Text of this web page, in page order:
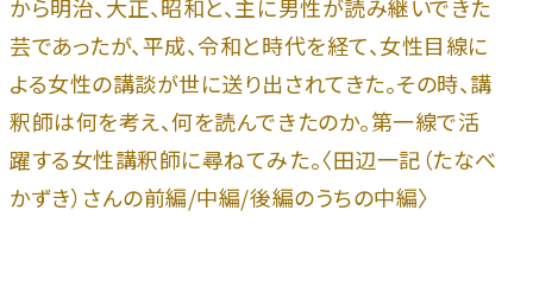
から明治、大正、昭和と、主に男性が読み継いできた
芸であったが、平成、令和と時代を経て、女性目線に
よる女性の講談が世に送り出されてきた。その時、講
釈師は何を考え、何を読んできたのか。第一線で活
躍する女性講釈師に尋ねてみた。〈田辺一記（たなべ
かずき）さんの前編/中編/後編のうちの中編〉